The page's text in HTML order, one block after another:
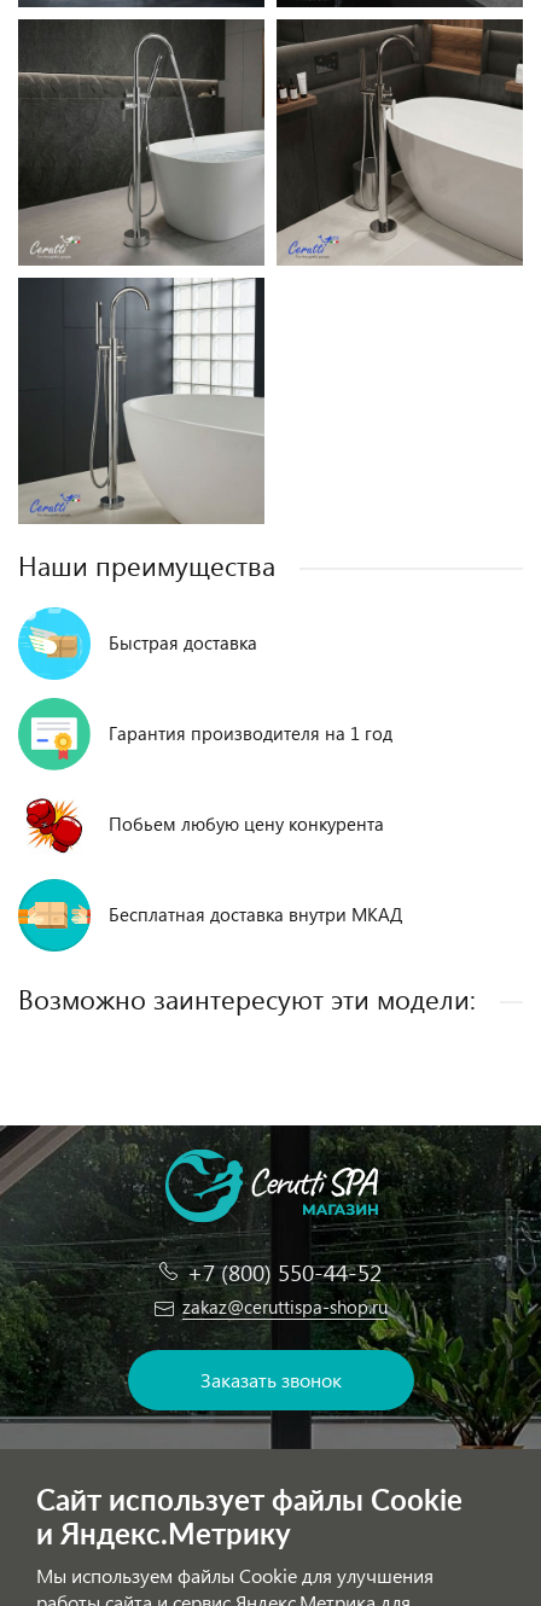
Наши преимущества
Быстрая доставка
Гарантия производителя на 1 год
Побьем любую цену конкурента
Бесплатная доставка внутри МКАД
Возможно заинтересуют эти модели:
+7 (800) 550-44-52
zakaz@ceruttispa-shop.ru
Заказать звонок
На сайте представлена актуальная информация о поставляемых в
Россию моделях сантехники CeruttiSPA. У нас вы можете заказать
сантехнику с доставкой и, при необходимости, монтажем.
Сайт использует файлы Cookie
и Яндекс.Метрику
Мы используем файлы Cookie для улучшения